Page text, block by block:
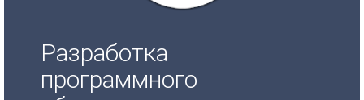
Разработка
программного